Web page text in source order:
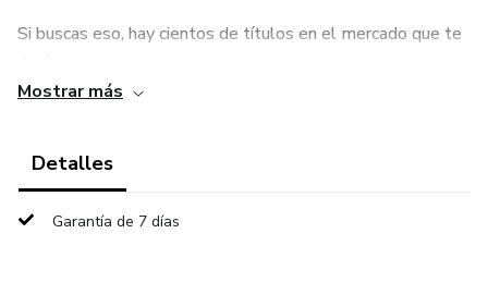
Si buscas eso, hay cientos de títulos en el mercado que te
Este libro está escrito para mujeres que ya saben que algo
no está funcionando, que han tenido esa conversación con
su terapeuta, que han leído, que han reflexionado, y que aun
Mostrar más
Detalles
Garantía de 7 días